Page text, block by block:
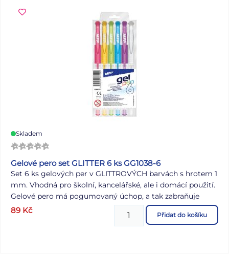
Skladem
Gelové pero set GLITTER 6 ks GG1038-6
Set 6 ks gelových per v GLITTROVÝCH barvách s hrotem 1
mm. Vhodná pro školní, kancelářské, ale i domácí použití.
Gelové pero má pogumovaný úchop, a tak zabraňuje
klouzání v ruce. Délka: 150 mm Náplň: 5400152 Provedení:
s vrškem Počet ks v balení: 6 ks Barva: stříbrná, fialová,
89 Kč Přidat do košíku